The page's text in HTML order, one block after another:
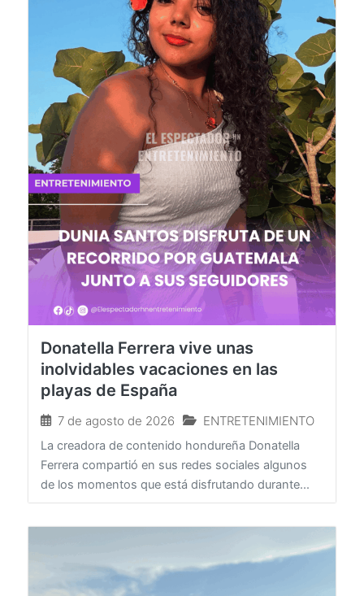
Donatella Ferrera vive unas
inolvidables vacaciones en las
7 de agosto de 2026 ENTRETENIMIENTO
La creadora de contenido hondureña Donatella
Ferrera compartió en sus redes sociales algunos
de los momentos que está disfrutando durante...